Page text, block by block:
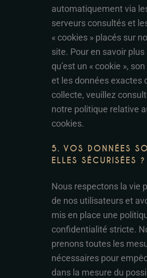
automatiquement via
serveurs consultés et
« cookies » placés sur
site. Pour en savoir plus
qu’est un « cookie »,
et les données exactes
collecte, veuillez
notre politique relative
cookies.
5. VOS DONNÉES
ELLES SÉCURISÉES ?
Nous respectons la vie
de nos utilisateurs et
mis en place une
confidentialité stricte.
prenons toutes les
nécessaires pour
dans la mesure du